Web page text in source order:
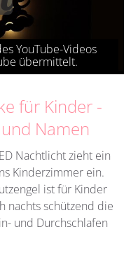
für Kinder -
Namen
Nachtlicht zieht ein
Kinderzimmer ein.
ist für Kinder
nachts schützend die
und Durchschlafen